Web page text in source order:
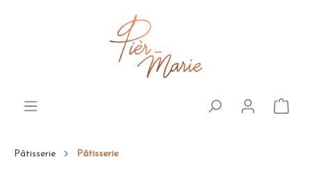
Pâtisserie Pâtisserie